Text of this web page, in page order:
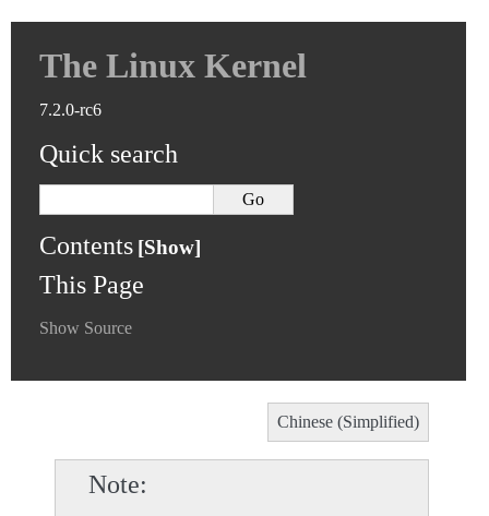
The Linux Kernel
7.2.0-rc6
Quick search
Contents
This Page
Show Source
Chinese (Simplified)
Note